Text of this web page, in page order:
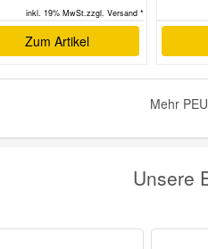
inkl. 19% MwSt.zzgl. Versand *
Zum Artikel
Mehr
Unsere